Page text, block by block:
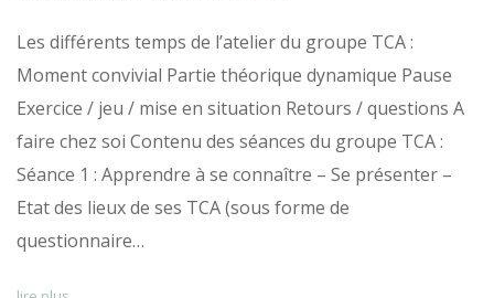
Les différents temps de l’atelier du groupe TCA :
Moment convivial Partie théorique dynamique Pause
Exercice / jeu / mise en situation Retours / questions A
faire chez soi Contenu des séances du groupe TCA :
Séance 1 : Apprendre à se connaître – Se présenter –
Etat des lieux de ses TCA (sous forme de
questionnaire…